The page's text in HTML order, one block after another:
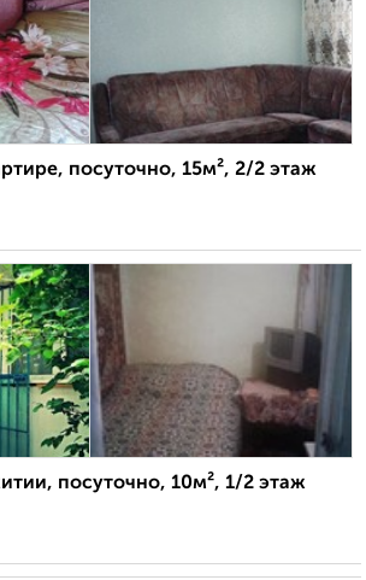
посуточно, 15м², 2/2 этаж
посуточно, 10м², 1/2 этаж